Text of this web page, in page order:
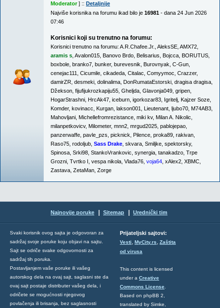
Moderator] :: Detaljnije
Najviše korisnika na forumu ikad bilo je 16981 - dana 24 Jun 2026
07:46
Korisnici koji su trenutno na forumu:
Korisnici trenutno na forumu: A.R.Chafee.Jr. AleksSE AMX72
aramis s Avalon015 Banovo Brdo Belisarius Bojcca BORUTUS
boxbole branko7 bunker, burevesnik Burovnyak C-Gun
cenejac111
Cicumile cikadeda Citalac Comyymoc Crazzer,
damirZR desmeki dolinalima DonRumataEstorski dragisa dragisa
Džekson fijufijukrozkapiju55 Gheljda Glavonja049 gripen
HogarStrashni HrcAk47 iceburn igorkozar83 Igritelj Kajzer Soze
Komder, kovinacc Kurgan lakson001 Lieutenant ljubo70 M74AB3
Mahovljani Michellefromrezistance miki kv, Milan A. Nikolic
milanpetkovicv, Milometer, mnn2 mrgud2025 pablojepao
panzerwaffe pavle_pzs picknick Pilence proka89 rakivan
Raso75 rodoljub Sass Drake skvara Smiljke spektorsky,
Spinosa Srki98 StankoVrankovic synergia tanakadzo Trpe
Grozni Tvrtko I vespa nikola Vlada76 voja64 xAlex2 XBMC
Zastava ZetaMan Zorge
Najnovije poruke Sitemap Urednički tim
Svaki korisnik ovog sajta je odgovoran za
sadržaj svoje poruke koju objavi na sajtu.
Sajt se odriče svake odgovornosti za
sadržaj tih poruka.
Postavljanjem vaše poruke ili vašeg
autorskog dela na ovaj sajt, saglasni ste da
ovaj sajt postaje distributer vašeg dela, i
odričete se mogućnosti njegovog
povlačenja ili brisanja, bez saglasnosti
Prijateljski sajtovi:
Vesti, MyCity.rs, Zaštita
od virusa
This content is licensed
under a Creative
Commons License
Based on phpBB 2,
translated by Simke,